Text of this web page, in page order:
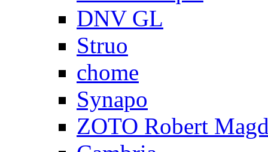
DNV GL
Struo
chome
Synapo
ZOTO Robert